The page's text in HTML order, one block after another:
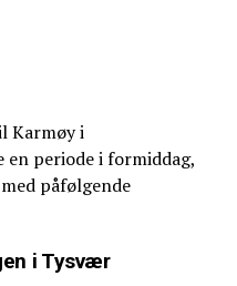
Karmøy i
periode i formiddag,
påfølgende
i Tysvær